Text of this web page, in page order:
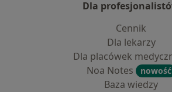
Dla
Cennik
Dla lekarzy
Dla placówek
Noa Notes
nowość
Baza wiedzy